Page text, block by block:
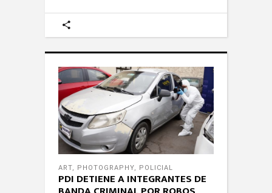
ART PHOTOGRAPHY POLICIAL
PDI DETIENE A INTEGRANTES DE